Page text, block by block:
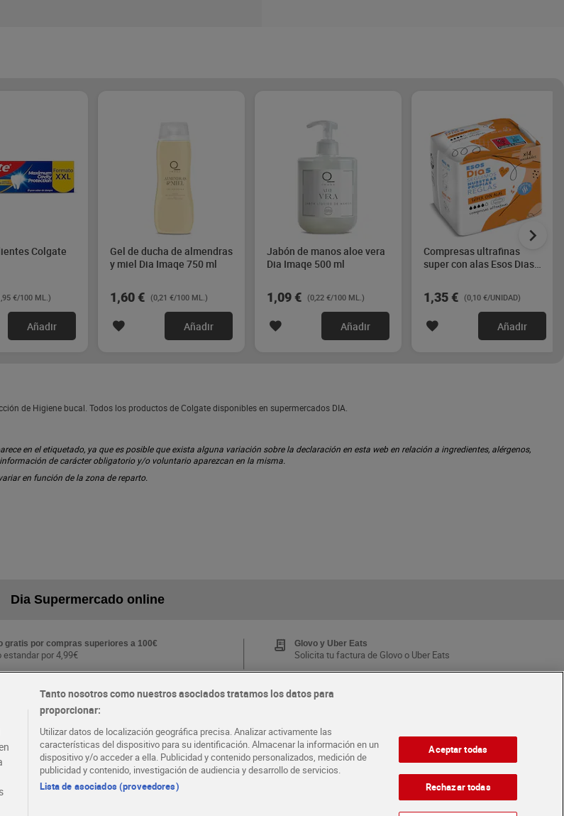
Colgate
€/100 ML.)
Añadir
Gel de ducha de almendras
y miel Dia Imaqe 750 ml
1,60 € (0,21 €/100 ML.)
Añadir
Jabón de manos aloe vera
Dia Imaqe 500 ml
1,09 € (0,22 €/100 ML.)
Añadir
Compresas ultrafinas
super con alas Esos Dias
1,35 € (0,10 €/UNIDAD)
Añadir
de Higiene bucal. Todos los productos de Colgate disponibles en supermercados DIA.
en el etiquetado, ya que es posible que exista alguna variación sobre la declaración en esta web en relación a ingredientes, alérgenos,
de carácter obligatorio y/o voluntario aparezcan en la misma.
en función de la zona de reparto.
Dia Supermercado online
gratis por compras superiores a 100€
estandar por 4,99€
Glovo y Uber Eats
Solicita tu factura de Glovo o Uber Eats
y Tiendas
¡Solicita tu tarjeta de crédito aquí!
Tanto nosotros como nuestros asociados tratamos los datos para
proporcionar:
Utilizar datos de localización geográfica precisa. Analizar activamente las
características del dispositivo para su identificación. Almacenar la información en un
dispositivo y/o acceder a ella. Publicidad y contenido personalizados, medición de
publicidad y contenido, investigación de audiencia y desarrollo de servicios.
Lista de asociados (proveedores)
Aceptar todas
Rechazar todas